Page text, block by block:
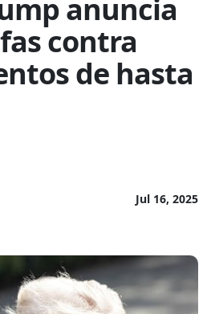
anuncia
contra
de hasta
Jul 16, 2025